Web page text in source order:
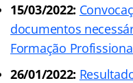
15/03/2022:
documentos
Formação
26/01/2022: